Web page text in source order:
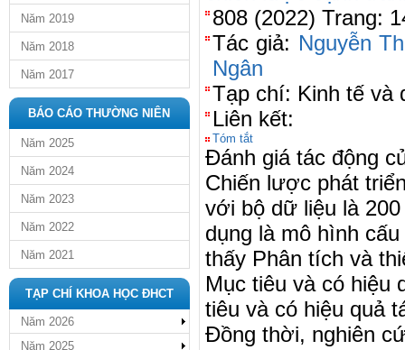
Năm 2019
Năm 2018
Năm 2017
BÁO CÁO THƯỜNG NIÊN
Năm 2025
Năm 2024
Năm 2023
Năm 2022
Năm 2021
TẠP CHÍ KHOA HỌC ĐHCT
Năm 2026
Năm 2025
808 (2022) Trang:
Tác giả: Nguyễn
Ngân
Tạp chí: Kinh tế và
Liên kết:
Tóm tắt
Đánh giá tác động
Chiến lược phát
với bộ dữ liệu là
dụng là mô hình
thấy Phân tích và
Mục tiêu và có hiệu
tiêu và có hiệu quả
Đồng thời, nghiên